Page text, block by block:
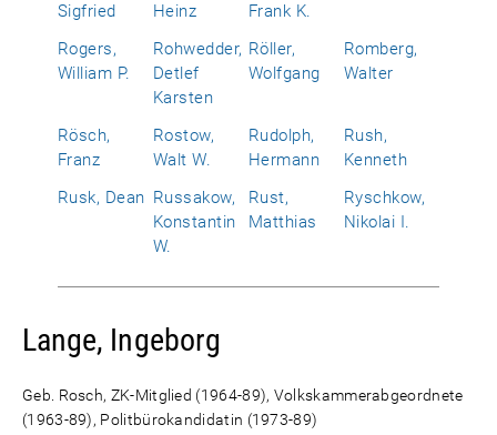
Sigfried
Heinz
Frank K.
Rogers,
William P.
Rohwedder,
Detlef
Karsten
Röller,
Wolfgang
Romberg,
Walter
Rösch,
Franz
Rostow,
Walt W.
Rudolph,
Hermann
Rush,
Kenneth
Rusk, Dean Russakow,
Konstantin
W.
Rust,
Matthias
Ryschkow,
Nikolai I.
Lange, Ingeborg
Geb. Rosch, ZK-Mitglied (1964-89), Volkskammerabgeordnete
(1963-89), Politbürokandidatin (1973-89)